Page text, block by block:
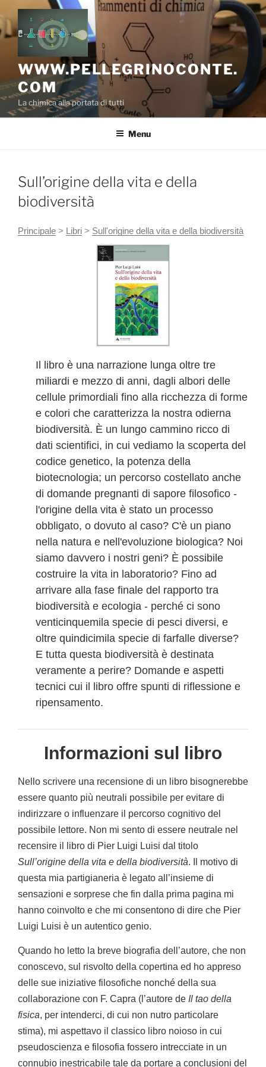
Salta
al
contenuto
WWW.PELLEGRINOCONTE.
COM
La chimica alla portata di tutti
Menu
Sull’origine della vita e della
biodiversità
Principale > Libri > Sull'origine della vita e della biodiversità
Il libro è una narrazione lunga oltre tre
miliardi e mezzo di anni, dagli albori delle
cellule primordiali fino alla ricchezza di forme
e colori che caratterizza la nostra odierna
biodiversità. È un lungo cammino ricco di
dati scientifici, in cui vediamo la scoperta del
codice genetico, la potenza della
biotecnologia; un percorso costellato anche
di domande pregnanti di sapore filosofico -
l'origine della vita è stato un processo
obbligato, o dovuto al caso? C'è un piano
nella natura e nell'evoluzione biologica? Noi
siamo davvero i nostri geni? È possibile
costruire la vita in laboratorio? Fino ad
arrivare alla fase finale del rapporto tra
biodiversità e ecologia - perché ci sono
venticinquemila specie di pesci diversi, e
oltre quindicimila specie di farfalle diverse?
E tutta questa biodiversità è destinata
veramente a perire? Domande e aspetti
tecnici cui il libro offre spunti di riflessione e
ripensamento.
Informazioni sul libro
Nello scrivere una recensione di un libro bisognerebbe
essere quanto più neutrali possibile per evitare di
indirizzare o influenzare il percorso cognitivo del
possibile lettore. Non mi sento di essere neutrale nel
recensire il libro di Pier Luigi Luisi dal titolo
Sull’origine della vita e della biodiversità. Il motivo di
questa mia partigianeria è legato all’insieme di
sensazioni e sorprese che fin dalla prima pagina mi
hanno coinvolto e che mi consentono di dire che Pier
Luigi Luisi è un autentico genio.
Quando ho letto la breve biografia dell’autore, che non
conoscevo, sul risvolto della copertina ed ho appreso
delle sue iniziative filosofiche nonché della sua
collaborazione con F. Capra (l’autore de Il tao della
fisica, per intenderci, di cui non nutro particolare
stima), mi aspettavo il classico libro noioso in cui
pseudoscienza e filosofia fossero intrecciate in un
connubio inestricabile tale da portare a conclusioni del